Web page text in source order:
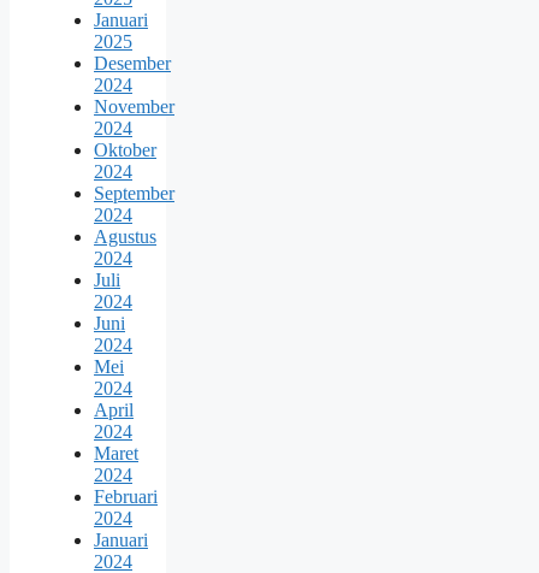
Januari
2025
Desember
2024
November
2024
Oktober
2024
September
2024
Agustus
2024
Juli
2024
Juni
2024
Mei
2024
April
2024
Maret
2024
Februari
2024
Januari
2024